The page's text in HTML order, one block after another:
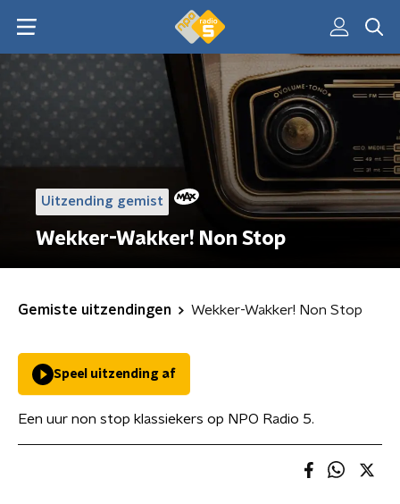
Uitzending gemist
Wekker-Wakker! Non Stop
Gemiste uitzendingen Wekker-Wakker! Non Stop
Speel uitzending af
Een uur non stop klassiekers op NPO Radio 5.